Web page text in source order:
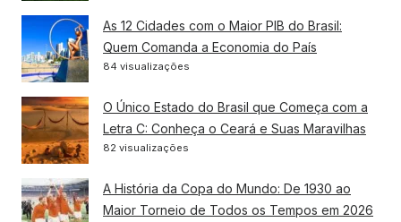
As 12 Cidades com o Maior PIB do Brasil:
Quem Comanda a Economia do País
84 visualizações
O Único Estado do Brasil que Começa com a
Letra C: Conheça o Ceará e Suas Maravilhas
82 visualizações
A História da Copa do Mundo: De 1930 ao
Maior Torneio de Todos os Tempos em 2026